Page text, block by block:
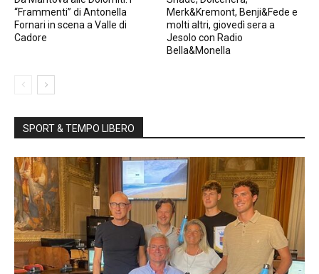
“Frammenti” di Antonella
Fornari in scena a Valle di
Cadore
Merk&Kremont, Benji&Fede e
molti altri, giovedì sera a
Jesolo con Radio
Bella&Monella
SPORT & TEMPO LIBERO